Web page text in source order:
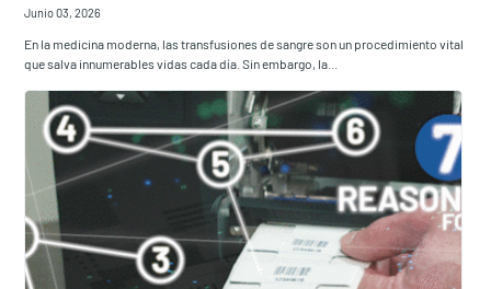
Junio 03, 2026
En la medicina moderna, las transfusiones de sangre son un procedimiento vital
que salva innumerables vidas cada día. Sin embargo, la...